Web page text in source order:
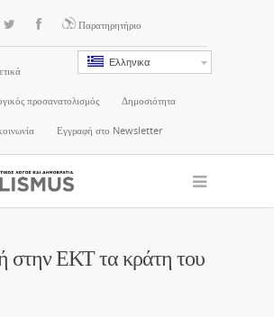
Παρατηρητήριο
Ελληνικα
προσανατολισμός Δημοσιότητα
Εγγραφή στο Newsletter
στην ΕΚΤ τα κράτη του